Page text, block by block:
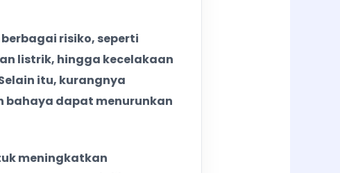
risiko, seperti
listrik, hingga kecelakaan
itu, kurangnya
bahaya dapat menurunkan
meningkatkan